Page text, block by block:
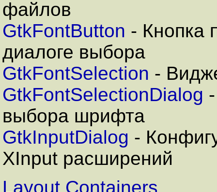
файлов
GtkFontButton - Кнопка
диалоге выбора
GtkFontSelection -
GtkFontSelectionDialog
выбора шрифта
GtkInputDialog -
XInput расширений
Layout Containers